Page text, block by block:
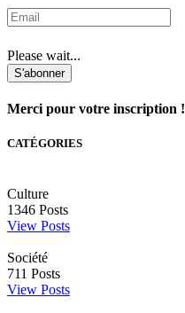
Please wait...
S'abonner
Merci pour votre inscription !
CATÉGORIES
Culture
1346 Posts
View Posts
Société
711 Posts
View Posts